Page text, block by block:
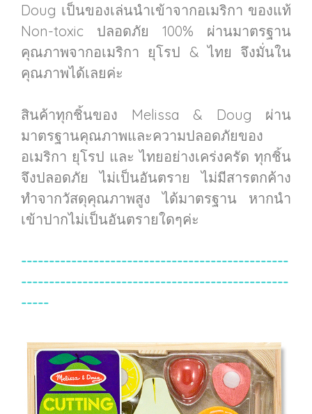
Doug เป็นของเล่นนำเข้าจากอเมริกา ของแท้
Non-toxic ปลอดภัย 100% ผ่านมาตรฐาน
คุณภาพจากอเมริกา ยุโรป & ไทย จึงมั่นใน
คุณภาพได้เลยค่ะ
สินค้าทุกชิ้นของ Melissa & Doug ผ่าน
มาตรฐานคุณภาพและความปลอดภัยของ
อเมริกา ยุโรป และ ไทยอย่างเคร่งครัด ทุกชิ้น
จึงปลอดภัย ไม่เป็นอันตราย ไม่มีสารตกค้าง
ทำจากวัสดุคุณภาพสูง ได้มาตรฐาน หากนำ
เข้าปากไม่เป็นอันตรายใดๆค่ะ
------------------------------------------------
------------------------------------------------
-----